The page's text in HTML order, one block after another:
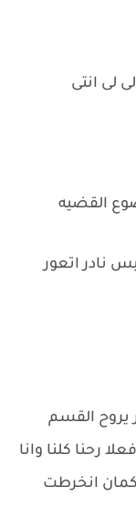
لى انتى
القضيه
نادر اتعور
يروح القسم
رحنا كلنا وانا
كمان انخرطت